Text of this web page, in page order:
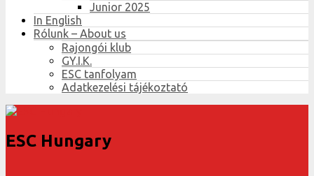
Junior 2025
In English
Rólunk – About us
Rajongói klub
GY.I.K.
ESC tanfolyam
Adatkezelési tájékoztató
ESC Hungary